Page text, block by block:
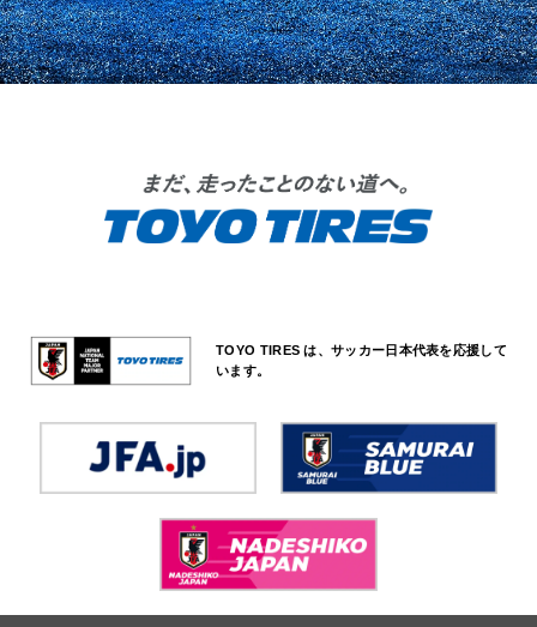
TOYO TIRES は、サッカー日本代表を応援して
います。